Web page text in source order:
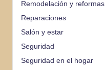
Remodelación y reformas
Reparaciones
Salón y estar
Seguridad
Seguridad en el hogar